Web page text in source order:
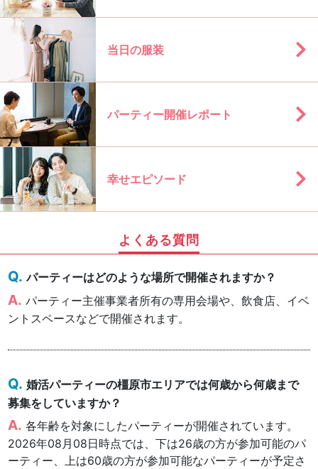
当日の服装
パーティー開催レポート
幸せエピソード
よくある質問
パーティーはどのような場所で開催されますか？
パーティー主催事業者所有の専用会場や、飲食店、イベ
ントスペースなどで開催されます。
婚活パーティーの橿原市エリアでは何歳から何歳まで
募集をしていますか？
各年齢を対象にしたパーティーが開催されています。
2026年08月08日時点では、下は26歳の方が参加可能のパ
ーティー、上は60歳の方が参加可能なパーティーが予定さ